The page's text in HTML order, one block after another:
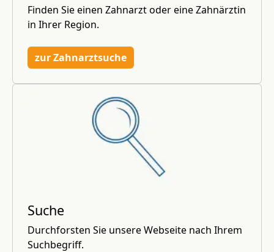
Finden Sie einen Zahnarzt oder eine Zahnärztin
in Ihrer Region.
zur Zahnarztsuche
Suche
Durchforsten Sie unsere Webseite nach Ihrem
Suchbegriff.